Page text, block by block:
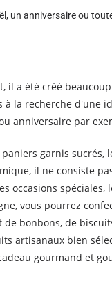
un anniversaire ou
il a été créé
à la recherche d'une
anniversaire par
paniers garnis sucrés,
il ne consiste
occasions
vous pourrez
de bonbons, de
artisanaux bien
gourmand et